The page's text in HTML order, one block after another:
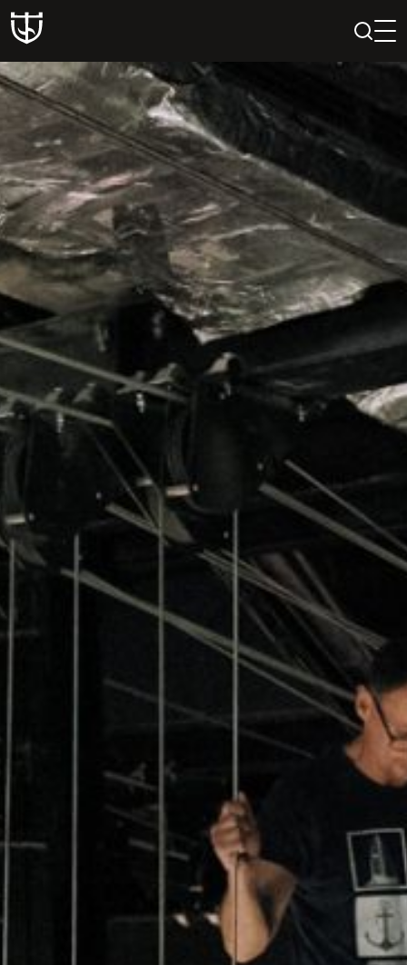
PAIEŠKA
PROFILIS
KREPŠELIS
Teatras
ISTORIJA
KŪRĖJAI
REPERTUARAS
FESTIVALIS „THEATRIUM”
EDUKACIJA IR PARODOS
KULTŪROS PASAS
VIRTUALUS TURAS
Žiūrovams
DOVANŲ KUPONAS
BILIETAI IR NUOLAIDOS
INFORMACIJA ASMENIMS SU NEGALIA
KAVINĖ „DRAMA-CHA-CHA”
ATRIBUTIKA
VAIKŲ TEATRO STUDIJA
PARTNERIAI
KARJERA IR SAVANORYSTĖ
=